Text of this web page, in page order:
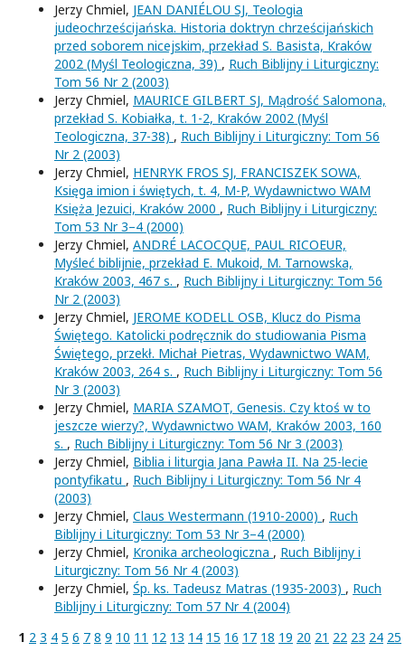
Jerzy Chmiel, JEAN DANIÉLOU SJ, Teologia
judeochrześcijańska. Historia doktryn chrześcijańskich
przed soborem nicejskim, przekład S. Basista, Kraków
2002 (Myśl Teologiczna, 39) , Ruch Biblijny i Liturgiczny:
Tom 56 Nr 2 (2003)
Jerzy Chmiel, MAURICE GILBERT SJ, Mądrość Salomona,
przekład S. Kobiałka, t. 1-2, Kraków 2002 (Myśl
Teologiczna, 37-38) , Ruch Biblijny i Liturgiczny: Tom 56
Nr 2 (2003)
Jerzy Chmiel, HENRYK FROS SJ, FRANCISZEK SOWA,
Księga imion i świętych, t. 4, M-P, Wydawnictwo WAM
Księża Jezuici, Kraków 2000 , Ruch Biblijny i Liturgiczny:
Tom 53 Nr 3–4 (2000)
Jerzy Chmiel, ANDRÉ LACOCQUE, PAUL RICOEUR,
Myśleć biblijnie, przekład E. Mukoid, M. Tarnowska,
Kraków 2003, 467 s. , Ruch Biblijny i Liturgiczny: Tom 56
Nr 2 (2003)
Jerzy Chmiel, JEROME KODELL OSB, Klucz do Pisma
Świętego. Katolicki podręcznik do studiowania Pisma
Świętego, przekł. Michał Pietras, Wydawnictwo WAM,
Kraków 2003, 264 s. , Ruch Biblijny i Liturgiczny: Tom 56
Nr 3 (2003)
Jerzy Chmiel, MARIA SZAMOT, Genesis. Czy ktoś w to
jeszcze wierzy?, Wydawnictwo WAM, Kraków 2003, 160
s. , Ruch Biblijny i Liturgiczny: Tom 56 Nr 3 (2003)
Jerzy Chmiel, Biblia i liturgia Jana Pawła II. Na 25-lecie
pontyfikatu , Ruch Biblijny i Liturgiczny: Tom 56 Nr 4
(2003)
Jerzy Chmiel, Claus Westermann (1910-2000) , Ruch
Biblijny i Liturgiczny: Tom 53 Nr 3–4 (2000)
Jerzy Chmiel, Kronika archeologiczna , Ruch Biblijny i
Liturgiczny: Tom 56 Nr 4 (2003)
Jerzy Chmiel, Śp. ks. Tadeusz Matras (1935-2003) , Ruch
Biblijny i Liturgiczny: Tom 57 Nr 4 (2004)
1 2 3 4 5 6 7 8 9 10 11 12 13 14 15 16 17 18 19 20 21 22 23 24 25